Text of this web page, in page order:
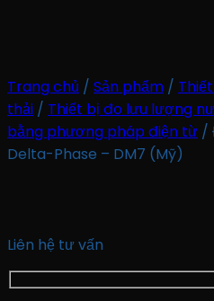
Trang chủ / Sản phẩm /
thải / Thiết bị đo lưu lượng
bằng phương pháp điện từ /
Delta-Phase – DM7 (Mỹ)
Liên hệ tư vấn